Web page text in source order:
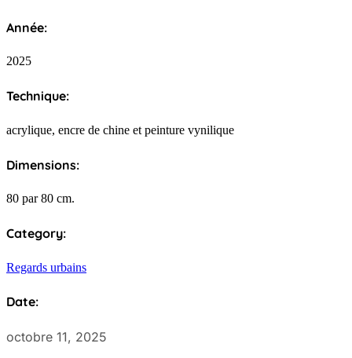
Année:
2025
Technique:
acrylique, encre de chine et peinture vynilique
Dimensions:
80 par 80 cm.
Category:
Regards urbains
Date:
octobre 11, 2025